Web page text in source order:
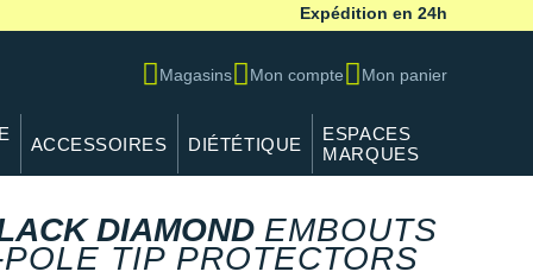
Expédition en 24h
Magasins Mon compte Mon panier
ACCESSOIRES DIÉTÉTIQUE
ESPACES
MARQUES
DIAMOND EMBOUTS
TIP PROTECTORS